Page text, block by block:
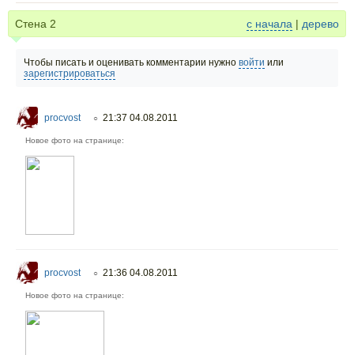
Стена 2 с начала | дерево
Чтобы писать и оценивать комментарии нужно войти или
зарегистрироваться
procvost ○ 21:37 04.08.2011
Новое фото на странице:
procvost ○ 21:36 04.08.2011
Новое фото на странице: